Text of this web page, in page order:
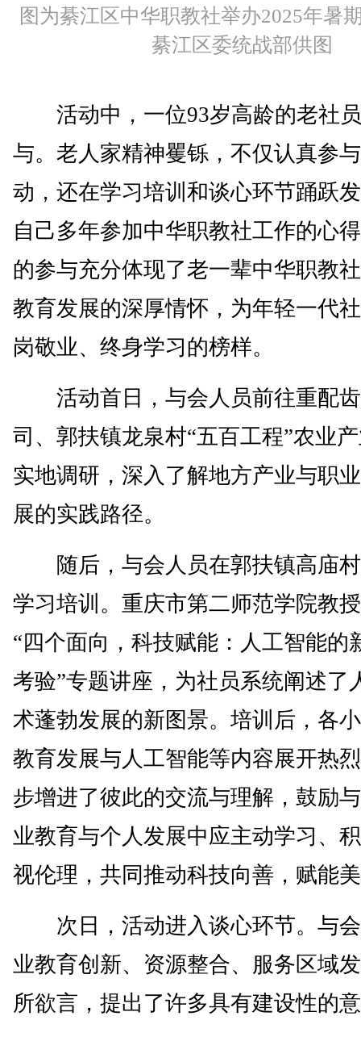
图为綦江区中华职教社举办2025年暑
綦江区委统战部供图
活动中，一位93岁高龄的老社员
与。老人家精神矍铄，不仅认真参
动，还在学习培训和谈心环节踊跃
自己多年参加中华职教社工作的心
的参与充分体现了老一辈中华职教
教育发展的深厚情怀，为年轻一代
岗敬业、终身学习的榜样。
活动首日，与会人员前往重配齿
司、郭扶镇龙泉村“五百工程”农业
实地调研，深入了解地方产业与职
展的实践路径。
随后，与会人员在郭扶镇高庙村
学习培训。重庆市第二师范学院教
“四个面向，科技赋能：人工智能的
考验”专题讲座，为社员系统阐述了
术蓬勃发展的新图景。培训后，各
教育发展与人工智能等内容展开热
步增进了彼此的交流与理解，鼓励
业教育与个人发展中应主动学习、
视伦理，共同推动科技向善，赋能
次日，活动进入谈心环节。与会
业教育创新、资源整合、服务区域
所欲言，提出了许多具有建设性的